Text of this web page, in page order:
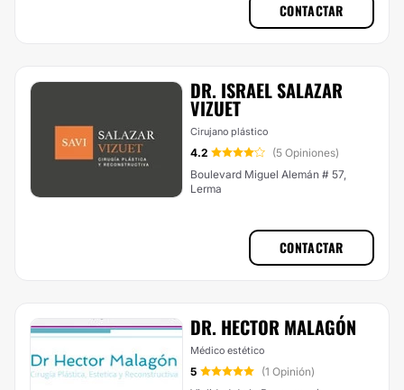
CONTACTAR
DR. ISRAEL SALAZAR
VIZUET
Cirujano plástico
4.2
(5 Opiniones)
Boulevard Miguel Alemán # 57,
Lerma
CONTACTAR
DR. HECTOR MALAGÓN
Médico estético
5
(1 Opinión)